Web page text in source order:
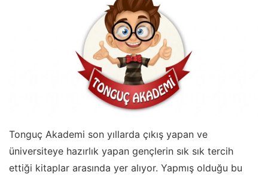
Tonguç Akademi son yıllarda çıkış yapan ve
üniversiteye hazırlık yapan gençlerin sık sık tercih
ettiği kitaplar arasında yer alıyor. Yapmış olduğu bu